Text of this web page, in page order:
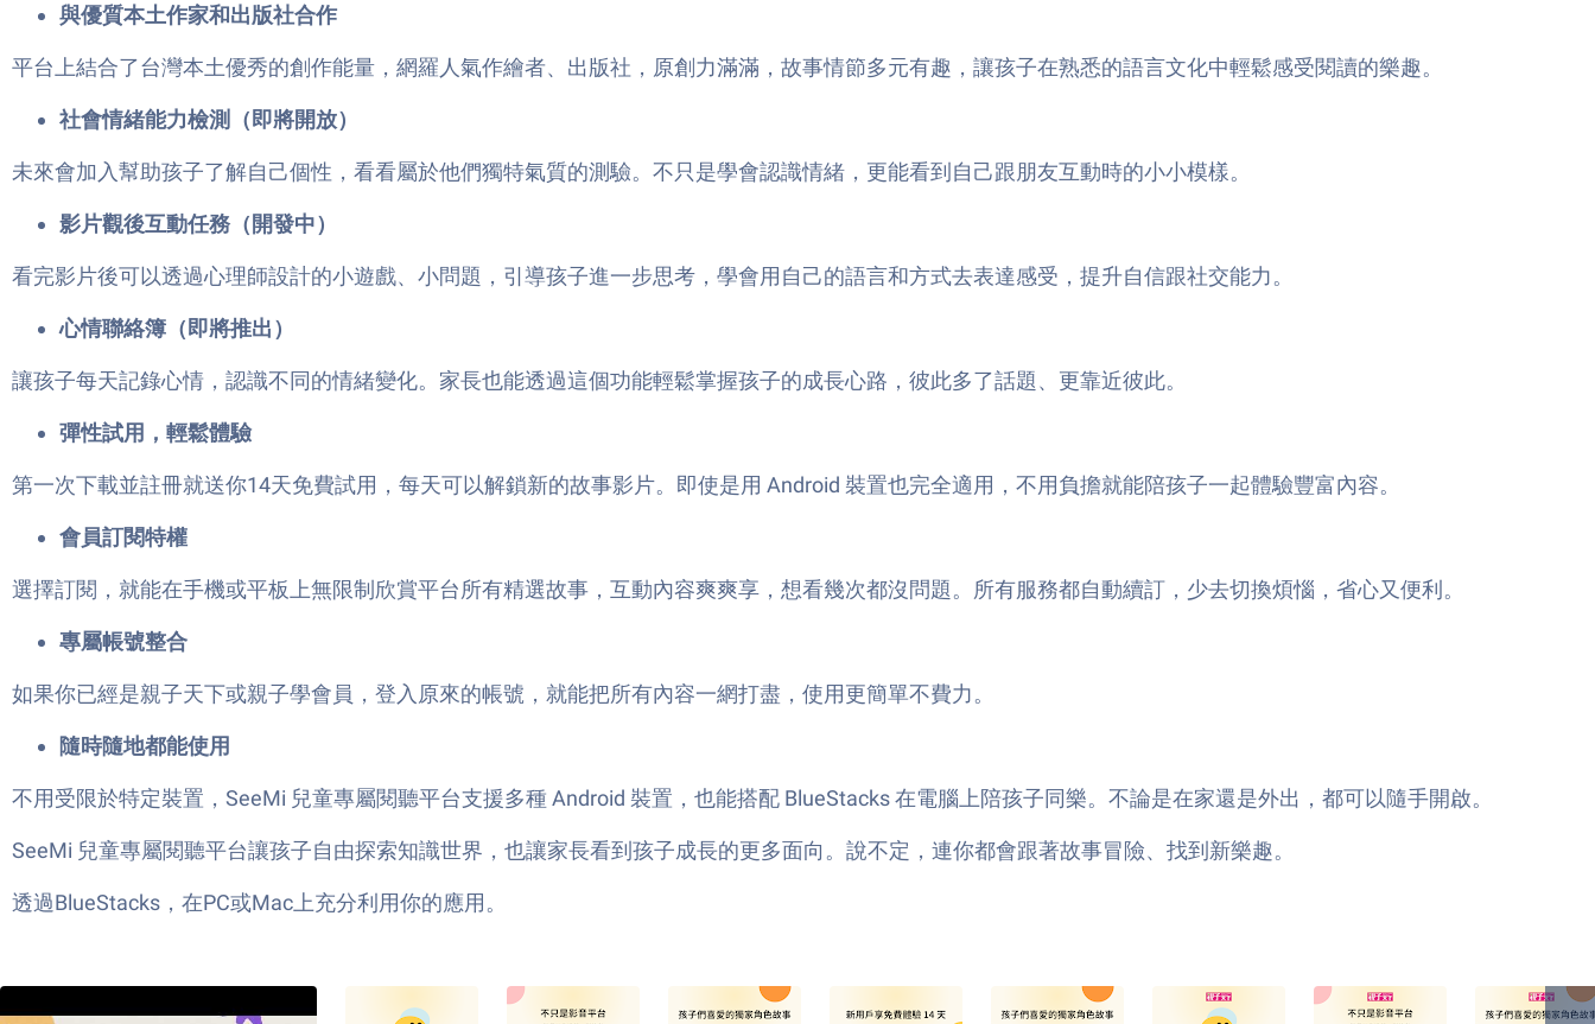
與優質本土作家和出版社合作
平台上結合了台灣本土優秀的創作能量，網羅人氣作繪者、出版社，原創力滿滿，故事情節多元有趣，讓孩子在熟悉的語言文化中輕鬆感受閱讀的樂趣。
社會情緒能力檢測（即將開放）
未來會加入幫助孩子了解自己個性，看看屬於他們獨特氣質的測驗。不只是學會認識情緒，更能看到自己跟朋友互動時的小小模樣。
影片觀後互動任務（開發中）
看完影片後可以透過心理師設計的小遊戲、小問題，引導孩子進一步思考，學會用自己的語言和方式去表達感受，提升自信跟社交能力。
心情聯絡簿（即將推出）
讓孩子每天記錄心情，認識不同的情緒變化。家長也能透過這個功能輕鬆掌握孩子的成長心路，彼此多了話題、更靠近彼此。
彈性試用，輕鬆體驗
第一次下載並註冊就送你14天免費試用，每天可以解鎖新的故事影片。即使是用 Android 裝置也完全適用，不用負擔就能陪孩子一起體驗豐富內容。
會員訂閱特權
選擇訂閱，就能在手機或平板上無限制欣賞平台所有精選故事，互動內容爽爽享，想看幾次都沒問題。所有服務都自動續訂，少去切換煩惱，省心又便利。
專屬帳號整合
如果你已經是親子天下或親子學會員，登入原來的帳號，就能把所有內容一網打盡，使用更簡單不費力。
隨時隨地都能使用
不用受限於特定裝置，SeeMi 兒童專屬閱聽平台支援多種 Android 裝置，也能搭配 BlueStacks 在電腦上陪孩子同樂。不論是在家還是外出，都可以隨手開啟。
SeeMi 兒童專屬閱聽平台讓孩子自由探索知識世界，也讓家長看到孩子成長的更多面向。說不定，連你都會跟著故事冒險、找到新樂趣。
透過BlueStacks，在PC或Mac上充分利用你的應用。